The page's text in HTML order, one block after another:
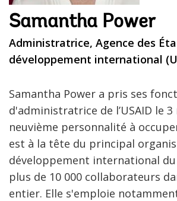
Samantha Power
Administratrice, Agence des
développement international
Samantha Power a pris ses
d'administratrice de l’USAID le 3
neuvième personnalité à
est à la tête du principal
développement international du
plus de 10 000 collaborateurs
entier. Elle s'emploie